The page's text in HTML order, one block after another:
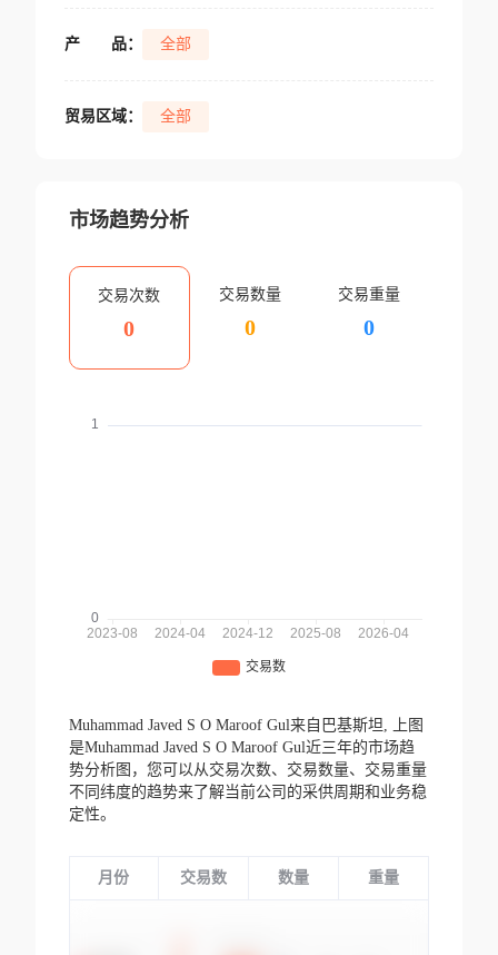
产 品： 全部
贸易区域： 全部
市场趋势分析
交易次数
0
交易数量
0
交易重量
0
Muhammad Javed S O Maroof Gul来自巴基斯坦,
上图
是Muhammad Javed S O Maroof Gul近三年的市场趋
势分析图，您可以从交易次数、交易数量、交易重量
不同纬度的趋势来了解当前公司的采供周期和业务稳
定性。
月份 交易数 数量 重量